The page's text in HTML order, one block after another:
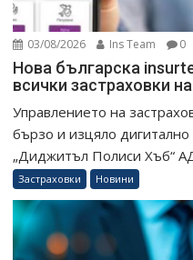
03/08/2026 Ins Team 0
Нова българска
всички застраховки
Управлението на
бързо и изцяло дигитално
„Диджитъл Полиси Хъб“
Застраховки Новини